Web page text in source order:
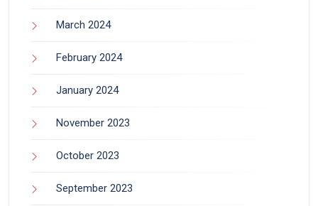
March 2024
February 2024
January 2024
November 2023
October 2023
September 2023